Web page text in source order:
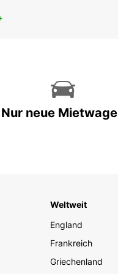
Nur neue
Weltweit
England
Frankreich
Griechenland